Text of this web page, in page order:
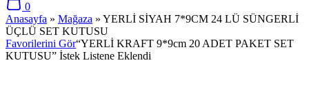
0
Anasayfa » Mağaza » YERLİ SİYAH 7*9CM 24 LÜ SÜNGERLİ
ÜÇLÜ SET KUTUSU
Favorilerini Gör“YERLİ KRAFT 9*9cm 20 ADET PAKET SET
KUTUSU” İstek Listene Eklendi